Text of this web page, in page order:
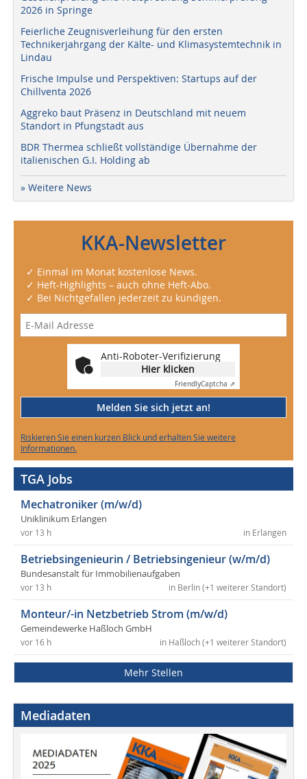
2026 in Springe
Feierliche Zeugnisverleihung für den ersten
Technikerjahrgang der Kälte- und Klimasystemtechnik in
Lindau
Frische Impulse und Perspektiven: Startups auf der
Chillventa 2026
Aggreko baut Präsenz in Deutschland mit neuem
Standort in Pfungstadt aus
BDR Thermea schließt vollständige Übernahme der
italienischen G.I. Holding ab
» Weitere News
KKA-Newsletter
✓ Einmal im Monat kostenlose News.
✓ Heft-Highlights – auch ohne Heft-Abo.
✓ Bei Nichtgefallen jederzeit zu kündigen.
Anti-Roboter-Verifizierung
Hier klicken
FriendlyCaptcha ⇗
Melden Sie sich jetzt an!
Riskieren Sie einen kurzen Blick und erhalten Sie weitere
Informationen.
TGA Jobs
Mechatroniker (m/w/d)
Uniklinikum Erlangen
in Erlangen
vor 13 h
Betriebsingenieurin / Betriebsingenieur (w/m/d)
Bundesanstalt für Immobilienaufgaben
in Berlin (+1 weiterer Standort)
vor 13 h
Monteur/-in Netzbetrieb Strom (m/w/d)
Gemeindewerke Haßloch GmbH
in Haßloch (+1 weiterer Standort)
vor 16 h
Mehr Stellen
Mediadaten